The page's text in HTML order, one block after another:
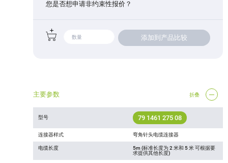
您是否想申请非约束性报价？
添加到产品比较
主要参数 折叠
型号 79 1461 275 08
连接器样式 弯角针头电缆连接器
电缆长度
5m (标准长度为 2 米和 5 米 可根据要
求提供其他长度)